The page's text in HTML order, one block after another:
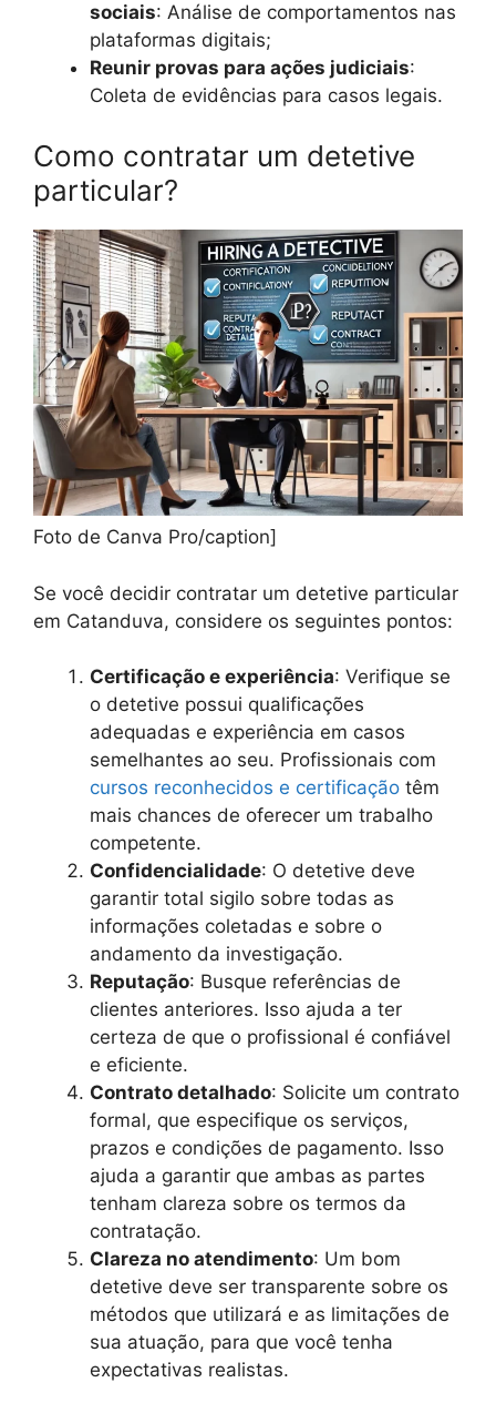
sociais: Análise de comportamentos nas
plataformas digitais;
Reunir provas para ações judiciais:
Coleta de evidências para casos legais.
Como contratar um detetive
particular?
Foto de Canva Pro/caption]
Se você decidir contratar um detetive particular
em Catanduva, considere os seguintes pontos:
Certificação e experiência: Verifique se
o detetive possui qualificações
adequadas e experiência em casos
semelhantes ao seu. Profissionais com
cursos reconhecidos e certificação têm
mais chances de oferecer um trabalho
competente.
Confidencialidade: O detetive deve
garantir total sigilo sobre todas as
informações coletadas e sobre o
andamento da investigação.
Reputação: Busque referências de
clientes anteriores. Isso ajuda a ter
certeza de que o profissional é confiável
e eficiente.
Contrato detalhado: Solicite um contrato
formal, que especifique os serviços,
prazos e condições de pagamento. Isso
ajuda a garantir que ambas as partes
tenham clareza sobre os termos da
contratação.
Clareza no atendimento: Um bom
detetive deve ser transparente sobre os
métodos que utilizará e as limitações de
sua atuação, para que você tenha
expectativas realistas.